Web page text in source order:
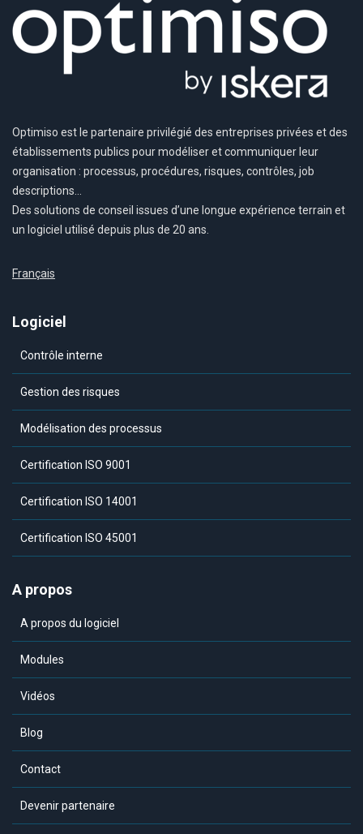
Optimiso est le partenaire privilégié des entreprises privées et des
établissements publics pour modéliser et communiquer leur
organisation : processus, procédures, risques, contrôles, job
descriptions…
Des solutions de conseil issues d’une longue expérience terrain et
un logiciel utilisé depuis plus de 20 ans.
Français
Logiciel
Contrôle interne
Gestion des risques
Modélisation des processus
Certification ISO 9001
Certification ISO 14001
Certification ISO 45001
A propos
A propos du logiciel
Modules
Vidéos
Blog
Contact
Devenir partenaire